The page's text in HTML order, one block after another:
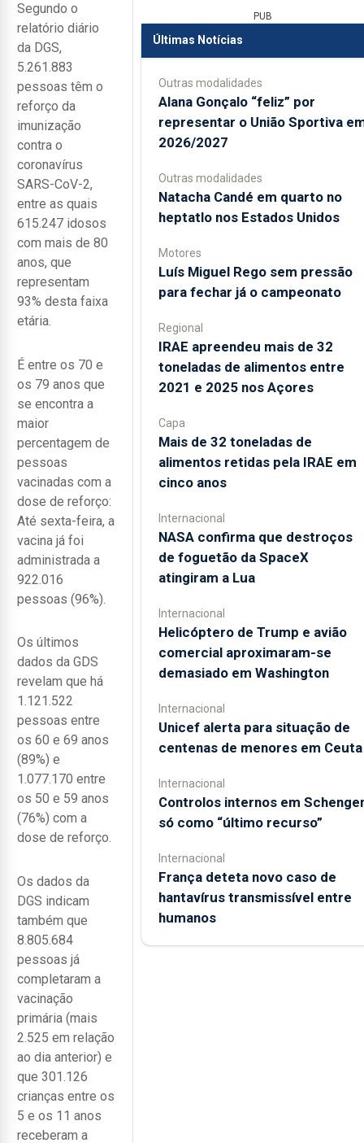
Segundo o
relatório diário
da DGS,
5.261.883
pessoas têm o
reforço da
imunização
contra o
coronavírus
SARS-CoV-2,
entre as quais
615.247 idosos
com mais de 80
anos, que
representam
93% desta faixa
etária.
É entre os 70 e
os 79 anos que
se encontra a
maior
percentagem de
pessoas
vacinadas com a
dose de reforço:
Até sexta-feira, a
vacina já foi
administrada a
922.016
pessoas (96%).
Os últimos
dados da GDS
revelam que há
1.121.522
pessoas entre
os 60 e 69 anos
(89%) e
1.077.170 entre
os 50 e 59 anos
(76%) com a
dose de reforço.
Os dados da
DGS indicam
também que
8.805.684
pessoas já
completaram a
vacinação
primária (mais
2.525 em relação
ao dia anterior) e
que 301.126
crianças entre os
5 e os 11 anos
receberam a
PUB
Últimas Notícias
Outras modalidades
Alana Gonçalo “feliz” por
representar o União Sportiva
2026/2027
Outras modalidades
Natacha Candé em quarto no
heptatlo nos Estados Unidos
Motores
Luís Miguel Rego sem pressão
para fechar já o campeonato
Regional
IRAE apreendeu mais de 32
toneladas de alimentos entre
2021 e 2025 nos Açores
Capa
Mais de 32 toneladas de
alimentos retidas pela IRAE em
cinco anos
Internacional
NASA confirma que destroços
de foguetão da SpaceX
atingiram a Lua
Internacional
Helicóptero de Trump e avião
comercial aproximaram-se
demasiado em Washington
Internacional
Unicef alerta para situação de
centenas de menores em Ceuta
Internacional
Controlos internos em
só como “último recurso”
Internacional
França deteta novo caso de
hantavírus transmissível entre
humanos